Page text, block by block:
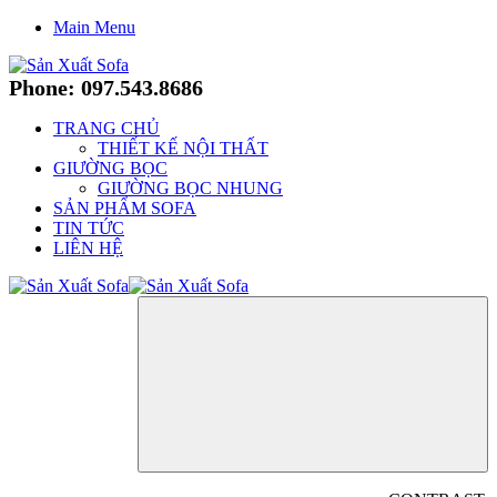
Main Menu
Phone: 097.543.8686
TRANG CHỦ
THIẾT KẾ NỘI THẤT
GIƯỜNG BỌC
GIƯỜNG BỌC NHUNG
SẢN PHẨM SOFA
TIN TỨC
LIÊN HỆ